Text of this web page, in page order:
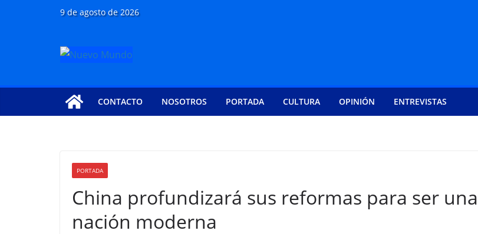
9 de agosto de 2026
CONTACTO NOSOTROS PORTADA CULTURA OPINIÓN ENTREVISTAS
PORTADA
China profundizará sus reformas para ser una
nación moderna